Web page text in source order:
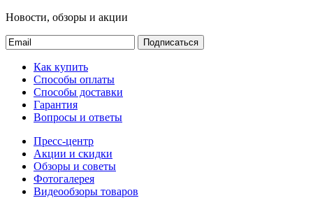
Новости, обзоры и акции
Подписаться
Как купить
Способы оплаты
Способы доставки
Гарантия
Вопросы и ответы
Пресс-центр
Акции и скидки
Обзоры и советы
Фотогалерея
Видеообзоры товаров